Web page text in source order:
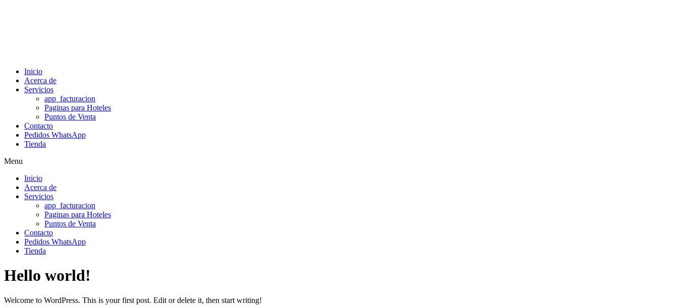
Inicio
Acerca de
Servicios
app_facturacion
Paginas para Hoteles
Puntos de Venta
Contacto
Pedidos WhatsApp
Tienda
Menu
Inicio
Acerca de
Servicios
app_facturacion
Paginas para Hoteles
Puntos de Venta
Contacto
Pedidos WhatsApp
Tienda
Hello world!
Welcome to WordPress. This is your first post. Edit or delete it, then start writing!